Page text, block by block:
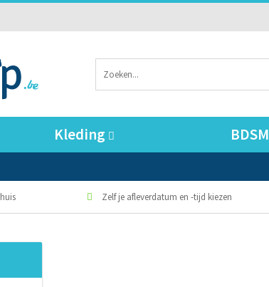
Kleding BDSM
Zelf je afleverdatum en -tijd kiezen